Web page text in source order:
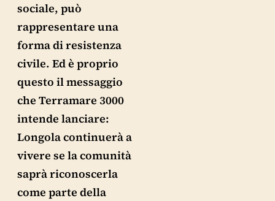
sociale, può
rappresentare una
forma di resistenza
civile. Ed è proprio
questo il messaggio
che Terramare 3000
intende lanciare:
Longola continuerà a
vivere se la comunità
saprà riconoscerla
come parte della